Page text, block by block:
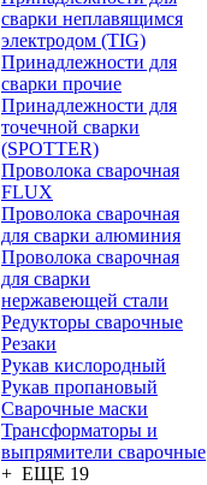
сварки неплавящимся
электродом (TIG)
Принадлежности для
сварки прочие
Принадлежности для
точечной сварки
(SPOTTER)
Проволока сварочная
FLUX
Проволока сварочная
для сварки алюминия
Проволока сварочная
для сварки
нержавеющей стали
Редукторы сварочные
Резаки
Рукав кислородный
Рукав пропановый
Сварочные маски
Трансформаторы и
выпрямители сварочные
+ ЕЩЕ 19